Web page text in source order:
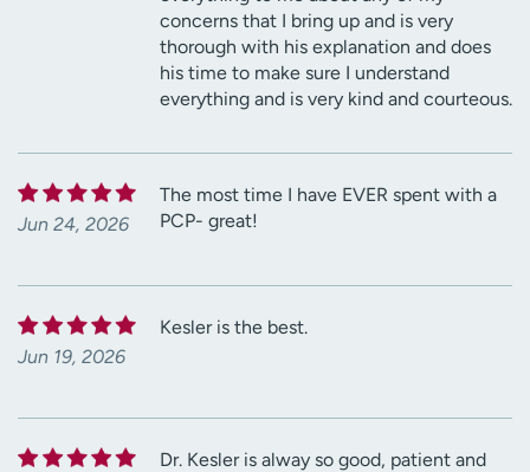
concerns that I bring up and is very
thorough with his explanation and does
his time to make sure I understand
everything and is very kind and courteous.
Jun 24, 2026
The most time I have EVER spent with a
PCP- great!
Jun 19, 2026
Kesler is the best.
Dr. Kesler is alway so good, patient and